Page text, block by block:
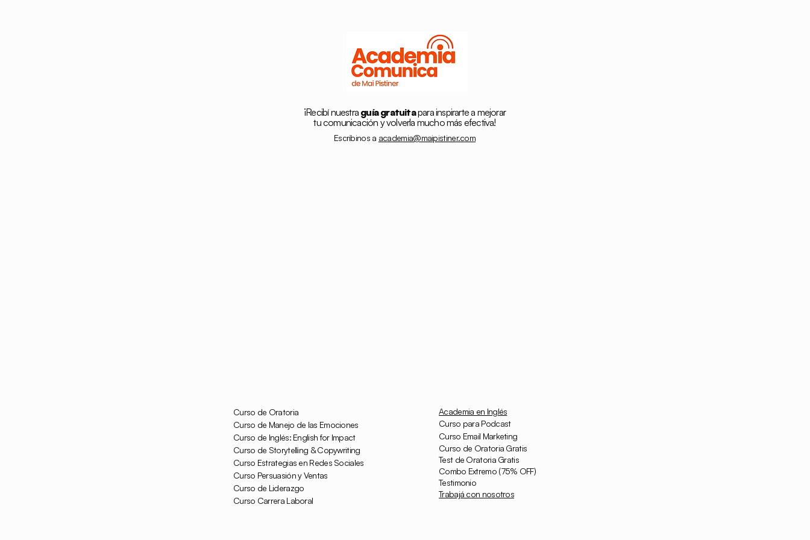
¡Recibí nuestra guía gratuitapara inspirarte a mejorar
tu comunicación y volverla mucho más efectiva!
Escribinos a academia@maipistiner.com
Curso de Oratoria
Curso de Manejo de las Emociones
Curso de Inglés: English for Impact
Curso de Storytelling & Copywriting
Curso Estrategias en Redes Sociales
Curso Persuasión y Ventas
Curso de Liderazgo
Curso Carrera Laboral
Academia en Inglés
Curso para Podcast
Curso Email Marketing
Curso de Oratoria Gratis
Test de Oratoria Gratis
Combo Extremo (75% OFF)
Testimonio
Trabajá con nosotros